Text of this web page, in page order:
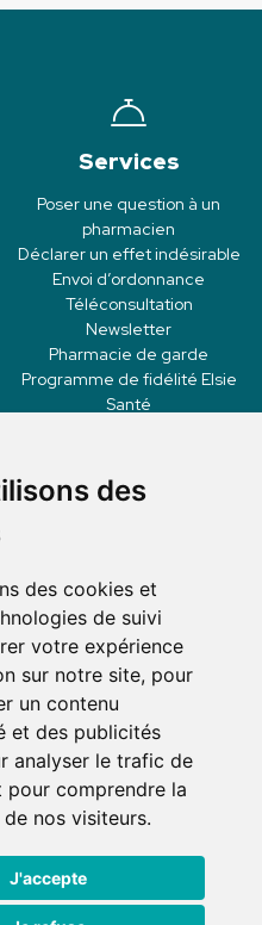
des
des cookies et
de suivi
votre expérience
sur notre site, pour
un contenu
et des publicités
analyser le trafic de
pour comprendre la
nos visiteurs.
J'accepte
Services
Poser une question à un
pharmacien
Déclarer un effet indésirable
Envoi d’ordonnance
Téléconsultation
Newsletter
Pharmacie de garde
Programme de fidélité Elsie
Santé
Mode de livraison